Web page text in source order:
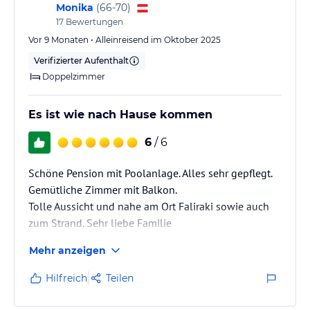
Monika (66-70)
17 Bewertungen
Vor 9 Monaten • Alleinreisend im Oktober 2025
Verifizierter Aufenthalt
Doppelzimmer
Es ist wie nach Hause kommen
6 / 6
Schöne Pension mit Poolanlage. Alles sehr gepflegt.
Gemütliche Zimmer mit Balkon.
Tolle Aussicht und nahe am Ort Faliraki sowie auch
zum Strand. Sehr liebe Familie
mehrmals dort und habe mich immer sehr
wohlgefühlt.
Mehr anzeigen
Hilfreich Teilen